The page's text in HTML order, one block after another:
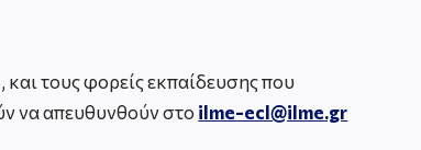
τους φορείς εκπαίδευσης που
να απευθυνθούν στο ilme-ecl@ilme.gr